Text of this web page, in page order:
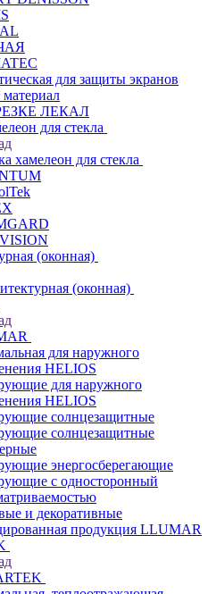
для защиты экранов
ЛЕКАЛ
для стекла
хамелеон для стекла
(оконная)
(оконная)
для наружного
HELIOS
для наружного
HELIOS
солнцезащитные
солнцезащитные
энергосберегающие
с односторонный
и декоративные
продукция LLUMAR